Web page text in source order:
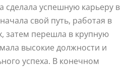
сделала успешную карьеру в
свой путь, работая в
затем перешла в крупную
высокие должности и
успеха. В конечном